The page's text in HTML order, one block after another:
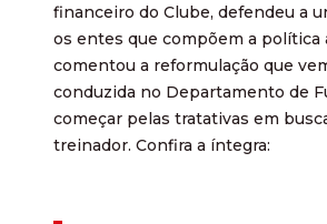
financeiro do Clube, defendeu a
os entes que compõem a política
comentou a reformulação que
conduzida no Departamento de
começar pelas tratativas em
treinador. Confira a íntegra: